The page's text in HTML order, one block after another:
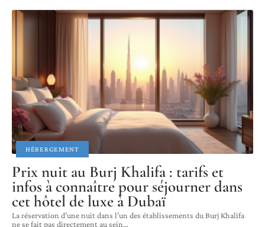
HÉBERGEMENT
Prix nuit au Burj Khalifa : tarifs et
infos à connaître pour séjourner dans
cet hôtel de luxe à Dubaï
La réservation d’une nuit dans l’un des établissements du Burj Khalifa
ne se fait pas directement au sein…